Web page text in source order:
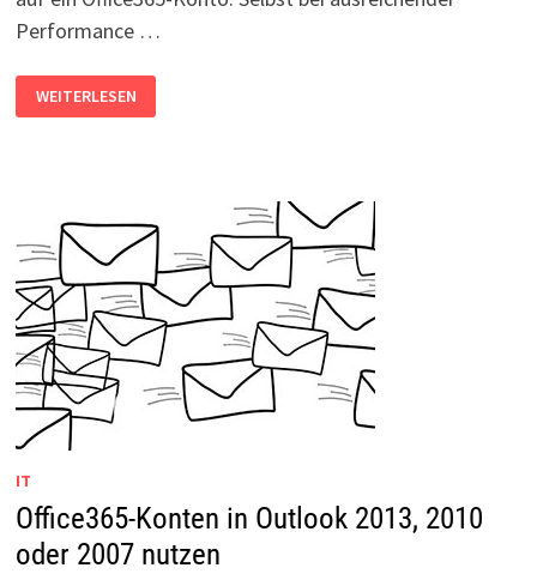
Performance …
LOKAL
INSTALLIERTES
OUTLOOK
WEITERLESEN
IT
Office365-Konten in Outlook 2013, 2010
oder 2007 nutzen